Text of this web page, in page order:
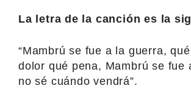
La letra de la canción es la
“Mambrú se fue a la guerra,
dolor qué pena, Mambrú se fue
no sé cuándo vendrá”.